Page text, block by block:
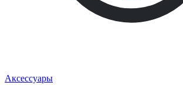
Аксессуары